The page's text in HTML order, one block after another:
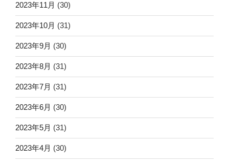
2023年11月 (30)
2023年10月 (31)
2023年9月 (30)
2023年8月 (31)
2023年7月 (31)
2023年6月 (30)
2023年5月 (31)
2023年4月 (30)